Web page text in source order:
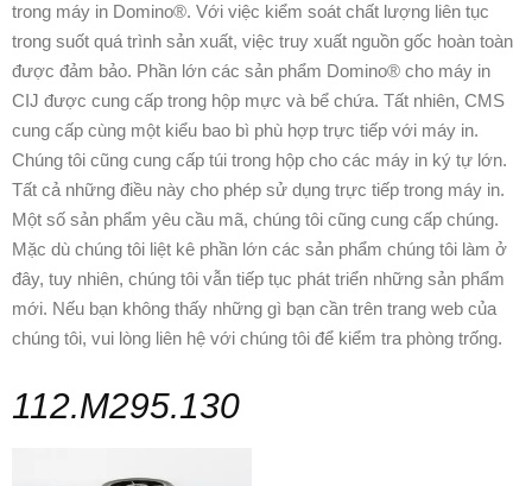
trong máy in Domino®. Với việc kiểm soát chất lượng liên tục
trong suốt quá trình sản xuất, việc truy xuất nguồn gốc hoàn toàn
được đảm bảo. Phần lớn các sản phẩm Domino® cho máy in
CIJ được cung cấp trong hộp mực và bể chứa. Tất nhiên, CMS
cung cấp cùng một kiểu bao bì phù hợp trực tiếp với máy in.
Chúng tôi cũng cung cấp túi trong hộp cho các máy in ký tự lớn.
Tất cả những điều này cho phép sử dụng trực tiếp trong máy in.
Một số sản phẩm yêu cầu mã, chúng tôi cũng cung cấp chúng.
Mặc dù chúng tôi liệt kê phần lớn các sản phẩm chúng tôi làm ở
đây, tuy nhiên, chúng tôi vẫn tiếp tục phát triển những sản phẩm
mới. Nếu bạn không thấy những gì bạn cần trên trang web của
chúng tôi, vui lòng liên hệ với chúng tôi để kiểm tra phòng trống.
112.M295.130